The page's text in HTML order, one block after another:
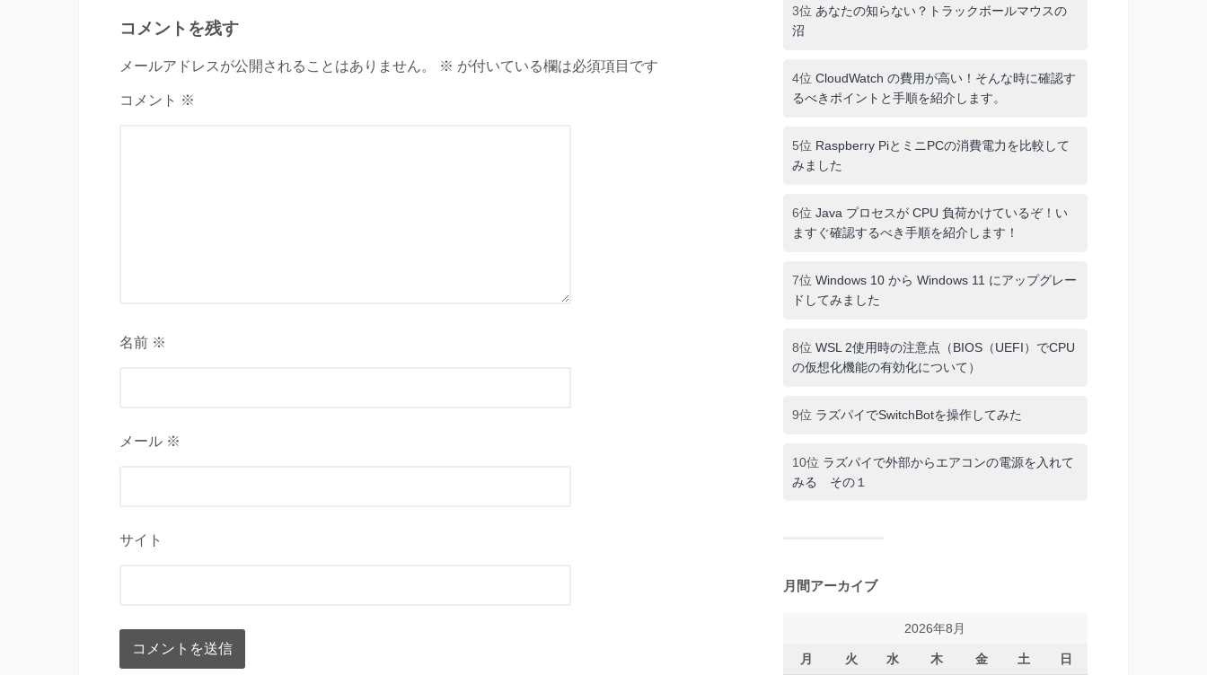
コメントを残す
メールアドレスが公開されることはありません。 ※ が付いている欄は必須項目です
コメント ※
名前 ※
メール ※
サイト
3位 あなたの知らない？トラックボールマウスの
沼
4位 CloudWatch の費用が高い！そんな時に確認す
るべきポイントと手順を紹介します。
5位 Raspberry PiとミニPCの消費電力を比較して
みました
6位 Java プロセスが CPU 負荷かけているぞ！い
ますぐ確認するべき手順を紹介します！
7位 Windows 10 から Windows 11 にアップグレー
ドしてみました
8位 WSL 2使用時の注意点（BIOS（UEFI）でCPU
の仮想化機能の有効化について）
9位 ラズパイでSwitchBotを操作してみた
10位 ラズパイで外部からエアコンの電源を入れて
みる その１
月間アーカイブ
2026年8月
月 火 水 木 金 土 日